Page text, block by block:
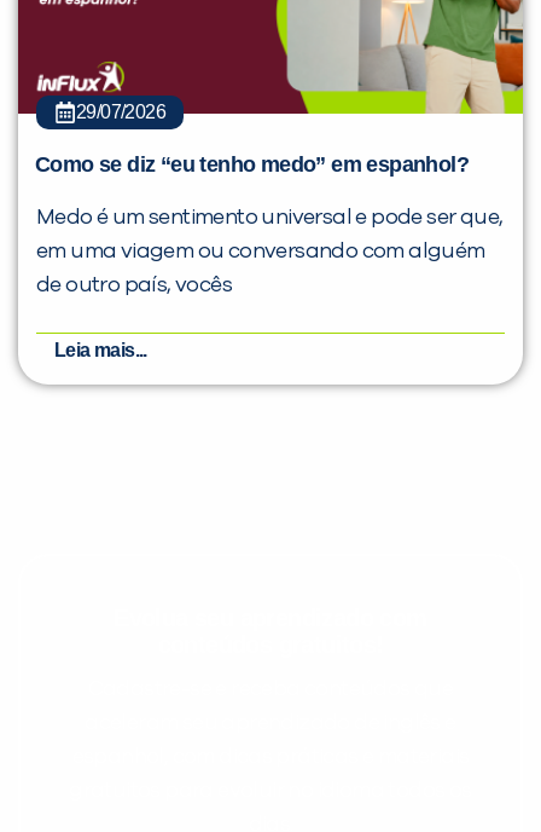
29/07/2026
Como se diz “eu tenho medo” em espanhol?
Medo é um sentimento universal e pode ser que,
em uma viagem ou conversando com alguém
de outro país, vocês
Leia mais...